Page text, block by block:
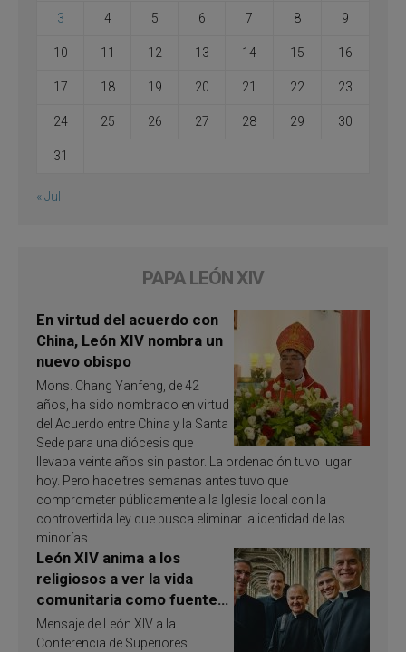
3 4 5 6 7 8 9
10 11 12 13 14 15 16
17 18 19 20 21 22 23
24 25 26 27 28 29 30
31
« Jul
PAPA LEÓN XIV
En virtud del acuerdo con
China, León XIV nombra un
nuevo obispo
Mons. Chang Yanfeng, de 42
años, ha sido nombrado en virtud
del Acuerdo entre China y la Santa
Sede para una diócesis que
llevaba veinte años sin pastor. La ordenación tuvo lugar
hoy. Pero hace tres semanas antes tuvo que
comprometer públicamente a la Iglesia local con la
controvertida ley que busca eliminar la identidad de las
minorías.
León XIV anima a los
religiosos a ver la vida
comunitaria como fuente
de inspiración y
santificación
Mensaje de León XIV a la
Conferencia de Superiores